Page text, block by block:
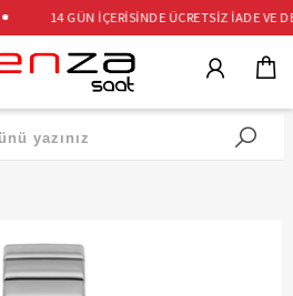
14 GÜN İÇERİSİNDE ÜCRETSİZ İADE VE